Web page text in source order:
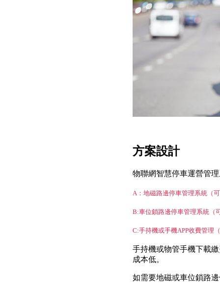
方案設計
物聯網智慧停車運營管
A：地磁路邊停車管理系統（
B:車位鎖路邊停車管理系統（
C:手持機或手機APP收費管理
手持機或物管手機下載
成本低。
如需要地磁或車位鎖路